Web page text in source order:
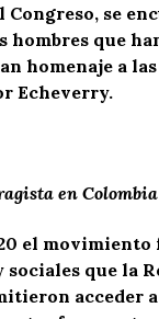
Congreso, se
hombres que
homenaje a
Echeverry.
en Colombia
el
que la
acceder